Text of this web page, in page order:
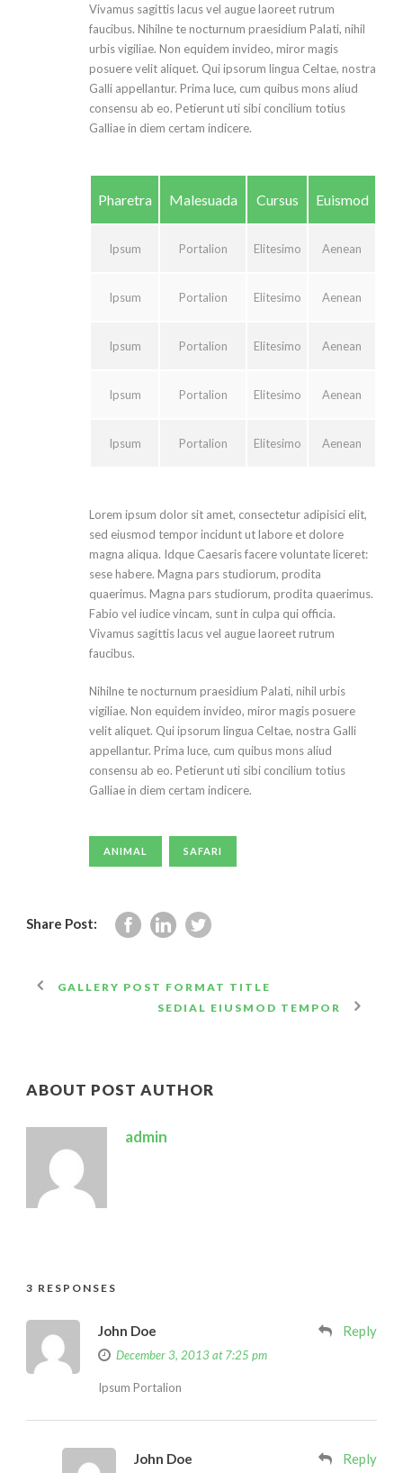
Vivamus sagittis lacus vel augue laoreet rutrum
faucibus. Nihilne te nocturnum praesidium Palati, nihil
urbis vigiliae. Non equidem invideo, miror magis
posuere velit aliquet. Qui ipsorum lingua Celtae, nostra
Galli appellantur. Prima luce, cum quibus mons aliud
consensu ab eo. Petierunt uti sibi concilium totius
Galliae in diem certam indicere.
Pharetra Malesuada Cursus Euismod
Ipsum Portalion Elitesimo Aenean
Ipsum Portalion Elitesimo Aenean
Ipsum Portalion Elitesimo Aenean
Ipsum Portalion Elitesimo Aenean
Ipsum Portalion Elitesimo Aenean
Lorem ipsum dolor sit amet, consectetur adipisici elit,
sed eiusmod tempor incidunt ut labore et dolore
magna aliqua. Idque Caesaris facere voluntate liceret:
sese habere. Magna pars studiorum, prodita
quaerimus. Magna pars studiorum, prodita quaerimus.
Fabio vel iudice vincam, sunt in culpa qui officia.
Vivamus sagittis lacus vel augue laoreet rutrum
faucibus.
Nihilne te nocturnum praesidium Palati, nihil urbis
vigiliae. Non equidem invideo, miror magis posuere
velit aliquet. Qui ipsorum lingua Celtae, nostra Galli
appellantur. Prima luce, cum quibus mons aliud
consensu ab eo. Petierunt uti sibi concilium totius
Galliae in diem certam indicere.
ANIMAL SAFARI
Share Post:
GALLERY POST FORMAT TITLE
SEDIAL EIUSMOD TEMPOR
ABOUT POST AUTHOR
admin
3 RESPONSES
John Doe
December 3, 2013 at 7:25 pm
Reply
Ipsum Portalion
John Doe Reply